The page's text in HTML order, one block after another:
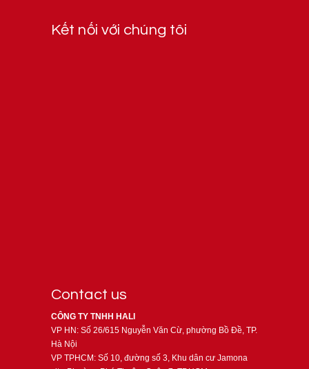
Kết nối với chúng tôi
Contact us
CÔNG TY TNHH HALI
VP HN: Số 26/615 Nguyễn Văn Cừ, phường Bồ Đề, TP.
Hà Nội
VP TPHCM: Số 10, đường số 3, Khu dân cư Jamona